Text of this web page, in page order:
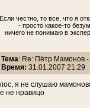
Если честно, то все, что я
- просто какое-то
ничего не понимаю в
Тема: Re: Пётр Мамонов -
Время: 31.01.2007 21:29
я не слушаю
не нравицо